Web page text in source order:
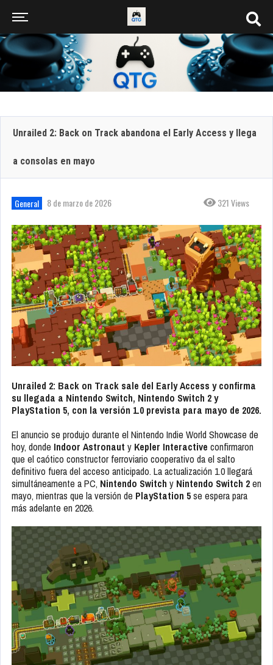
Unrailed 2: Back on Track abandona el Early Access y llega
a consolas en mayo
General 8 de marzo de 2026 321 Views
Unrailed 2: Back on Track sale del Early Access y confirma
su llegada a Nintendo Switch, Nintendo Switch 2 y
PlayStation 5, con la versión 1.0 prevista para mayo de 2026.
El anuncio se produjo durante el Nintendo Indie World Showcase de
hoy, donde Indoor Astronaut y Kepler Interactive confirmaron
que el caótico constructor ferroviario cooperativo da el salto
definitivo fuera del acceso anticipado. La actualización 1.0 llegará
simultáneamente a PC, Nintendo Switch y Nintendo Switch 2en
mayo, mientras que la versión de PlayStation 5se espera para
más adelante en 2026.